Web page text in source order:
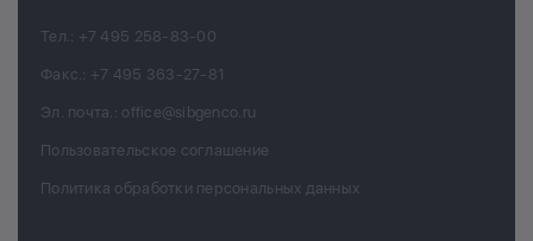
Тел.: +7 495 258-83-00
Факс.: +7 495 363-27-81
Эл. почта.: office@sibgenco.ru
Пользовательское соглашение
Политика обработки персональных данных